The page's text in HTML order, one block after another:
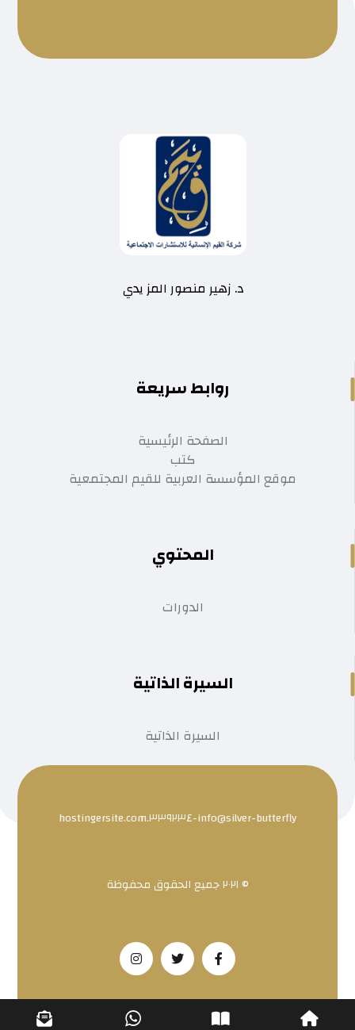
د. زهير منصور المز يدي
روابط سريعة
الصفحة الرئيسية
كتب
موقع المؤسسة العربية للقيم المجتمعية
المحتوي
الدورات
السيرة الذاتية
السيرة الذاتية
info@silver-butterfly-٣٣٩٢٣٤.hostingersite.com
© ٢٠٢١ جميع الحقوق محفوظة